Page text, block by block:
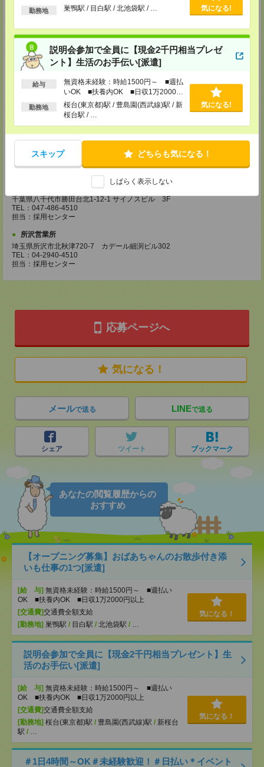
以上
勤務地 巣鴨駅 / 目白駅 / 北池袋駅 / … 気になる!
説明会参加で全員に【現金2千円相当プレゼ
ント】生活のお手伝い[派遣]
給与
無資格未経験：時給1500円～ ■週払
いOK ■扶養内OK ■日収1万2000円
以上
勤務地
桜台(東京都)駅 / 豊島園(西武線)駅 / 新
桜台駅 / …
気になる!
スキップ どちらも気になる！
しばらく表示しない
TEL：03-5669-4522
新宿営業所
東京都新宿区西新宿1-8-1 新宿ビルディング5Ｆ
TEL：03-6911-4510
担当：採用センター
立川営業所
東京都立川市曙町2-31-15 日住金立川ビル3F
TEL：042-540-7331
担当：採用センター
東京都豊島区南池袋2-27-16 近藤ビル4F
担当：採用センター
千葉県八千代市勝田台北1-12-1 サイノスビル 3F
TEL：047-486-4510
担当：採用センター
所沢営業所
埼玉県所沢市北秋津720-7 カデール細渕ビル302
TEL：04-2940-4510
担当：採用センター
応募ページへ
気になる！
メールで送る LINEで送る
シェア ツイート ブックマーク
あなたの閲覧履歴からの
おすすめ
【オープニング募集】おばあちゃんのお散歩付き添
いも仕事の1つ[派遣]
[給 与] 無資格未経験：時給1500円～ ■週払い
OK ■扶養内OK ■日収1万2000円以上
[交通費]交通費全額支給
[勤務地] 巣鴨駅 / 目白駅 / 北池袋駅 / …
気になる！
説明会参加で全員に【現金2千円相当プレゼント】生
活のお手伝い[派遣]
[給 与] 無資格未経験：時給1500円～ ■週払い
OK ■扶養内OK ■日収1万2000円以上
[交通費]交通費全額支給
[勤務地] 桜台(東京都)駅 / 豊島園(西武線)駅 / 新桜台
駅 / …
気になる！
＃1日4時間～OK＃未経験歓迎！＃日払い＊イベント